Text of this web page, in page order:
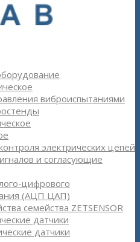
виброиспытаниями
электрических цепей
и согласующие
цифрового
(АЦП ЦАП)
семейства ZETSENSOR
датчики
датчики